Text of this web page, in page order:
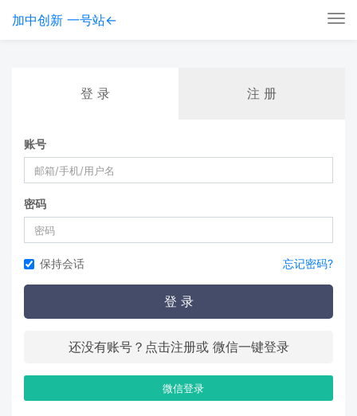
加中创新 一号站←
登 录 注 册
账号
密码
保持会话 忘记密码?
登 录
还没有账号？点击注册或 微信一键登录
微信登录